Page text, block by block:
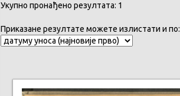
Укупно пронађено резултата: 1
Приказане резултате можете излистати и по: